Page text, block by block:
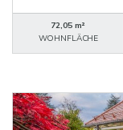
72,05 m²
WOHNFLÄCHE